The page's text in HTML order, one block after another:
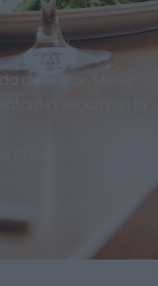
de utilizar. Menú
segura en la
Cuba.